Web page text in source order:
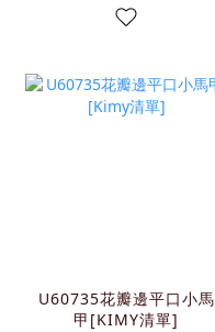
U60735花瓣邊平口小馬
甲[KIMY清單]